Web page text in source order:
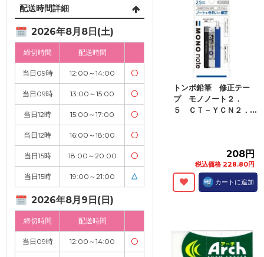
配送時間詳細
2026年8月8日(土)
締切時間 配送時間
当日09時 12:00～14:00 〇
当日09時 13:00～15:00 〇
当日12時 15:00～17:00 〇
当日12時 16:00～18:00 〇
当日15時 18:00～20:00 〇
当日15時 19:00～21:00 △
2026年8月9日(日)
締切時間 配送時間
当日09時 12:00～14:00 〇
トンボ鉛筆 修正テー
プ モノノート２．
５ ＣＴ－ＹＣＮ２．...
208円
税込価格 228.80円
カートに追加